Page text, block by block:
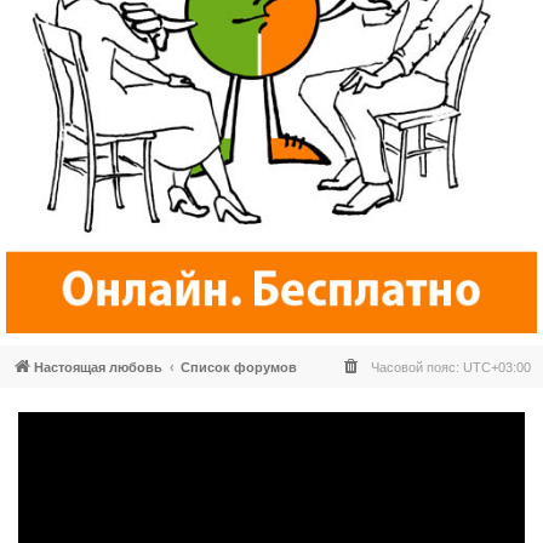
Настоящая любовь Список форумов Часовой пояс: UTC+03:00